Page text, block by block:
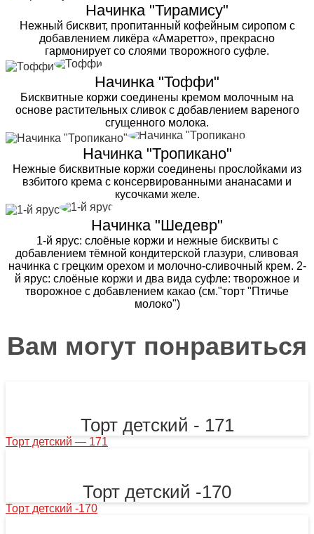
Начинка "Тирамису"
Нежный бисквит, пропитанный кофейным сиропом с
добавлением ликёра «Амаретто», прекрасно
гармонирует со слоями творожного суфле.
Начинка "Тоффи"
Бисквитные коржи соединены кремом молочным на
основе растительных сливок с добавлением вареного
сгущенного молока.
Начинка "Тропикано"
Нежные бисквитные коржи соединены прослойками из
взбитого крема с консервированными ананасами и
кусочками желе.
Начинка "Шедевр"
1-й ярус: слоёные коржи и нежные бисквиты с
добавлением тёмной кондитерской глазури, сливовая
начинка с грецким орехом и молочно-сливочный крем. 2-
й ярус: слоёные коржи и два вида суфле: творожное и
творожное с добавлением какао (см."торт "Птичье
молоко")
Вам могут понравиться
Торт детский - 171
Торт детский — 171
Торт детский -170
Торт детский -170